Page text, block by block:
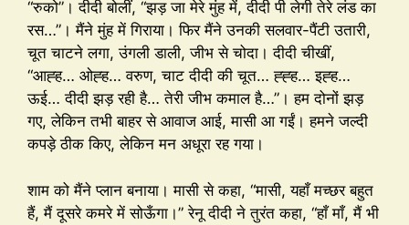
“रुको”। दीदी बोलीं, “झड़ जा मेरे मुंह में, दीदी पी लेगी तेरे लंड का
रस…”। मैंने मुंह में गिराया। फिर मैंने उनकी सलवार-पैंटी उतारी,
चूत चाटने लगा, उंगली डाली, जीभ से चोदा। दीदी चीखीं,
“आह्ह… ओह्ह… वरुण, चाट दीदी की चूत… ह्ह्ह… इह्ह…
ऊई… दीदी झड़ रही है… तेरी जीभ कमाल है…”। हम दोनों झड़
गए, लेकिन तभी बाहर से आवाज आई, मासी आ गईं। हमने जल्दी
कपड़े ठीक किए, लेकिन मन अधूरा रह गया।
शाम को मैंने प्लान बनाया। मासी से कहा, “मासी, यहाँ मच्छर बहुत
हैं, मैं दूसरे कमरे में सोऊँगा।” रेनू दीदी ने तुरंत कहा, “हाँ माँ, मैं भी